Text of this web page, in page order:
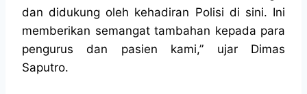
dan didukung oleh kehadiran Polisi di sini. Ini
memberikan semangat tambahan kepada para
pengurus dan pasien kami,” ujar Dimas
Saputro.